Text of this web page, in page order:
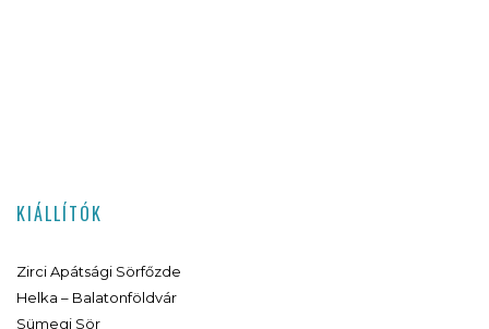
KIÁLLÍTÓK
Zirci Apátsági Sörfőzde
Helka – Balatonföldvár
Sümegi Sör